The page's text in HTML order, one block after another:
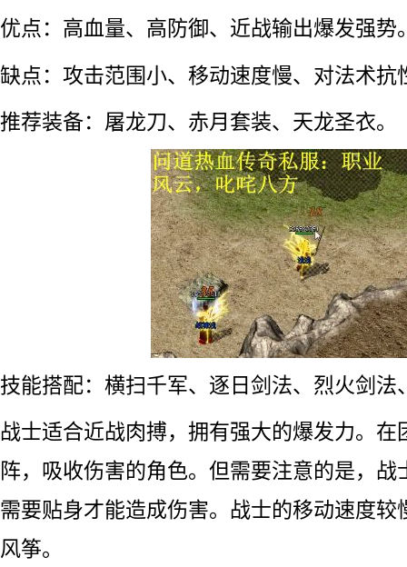
优点：高血量、高防御、近战输出爆发强势
缺点：攻击范围小、移动速度慢、对法术抗
推荐装备：屠龙刀、赤月套装、天龙圣衣。
技能搭配：横扫千军、逐日剑法、烈火剑法
战士适合近战肉搏，拥有强大的爆发力。在
阵，吸收伤害的角色。但需要注意的是，战
需要贴身才能造成伤害。战士的移动速度较
风筝。